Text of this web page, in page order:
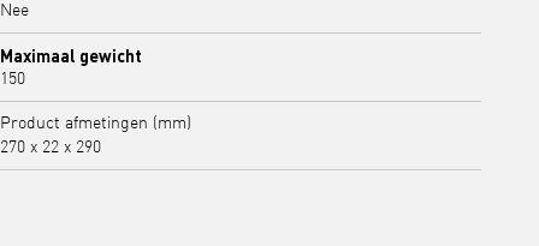
Nee
Maximaal gewicht
150
Product afmetingen (mm)
270 x 22 x 290